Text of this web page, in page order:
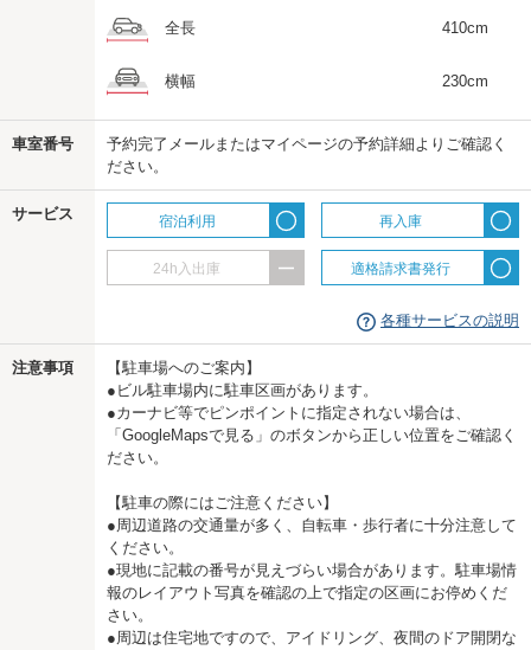
us
全長 410cm
横幅 230cm
車室番号
予約完了メールまたはマイページの予約詳細よりご確認く
ださい。
サービス 宿泊利用 再入庫
24h入出庫 適格請求書発行
各種サービスの説明
注意事項
【駐車場へのご案内】
●ビル駐車場内に駐車区画があります。
●カーナビ等でピンポイントに指定されない場合は、
「GoogleMapsで見る」のボタンから正しい位置をご確認く
ださい。
【駐車の際にはご注意ください】
●周辺道路の交通量が多く、自転車・歩行者に十分注意して
ください。
●現地に記載の番号が見えづらい場合があります。駐車場情
報のレイアウト写真を確認の上で指定の区画にお停めくだ
さい。
●周辺は住宅地ですので、アイドリング、夜間のドア開閉な